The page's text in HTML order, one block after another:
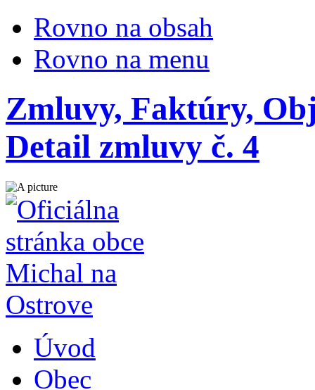
Rovno na obsah
Rovno na menu
Zmluvy, Faktúry,
Detail zmluvy č. 4
Úvod
Obec